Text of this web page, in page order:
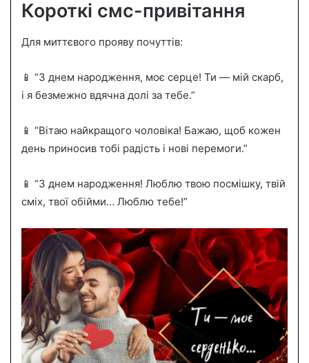
Короткі смс-привітання
Для миттєвого прояву почуттів:
📱 “З днем народження, моє серце! Ти — мій скарб,
і я безмежно вдячна долі за тебе.”
📱 “Вітаю найкращого чоловіка! Бажаю, щоб кожен
день приносив тобі радість і нові перемоги.”
📱 “З днем народження! Люблю твою посмішку, твій
сміх, твої обійми… Люблю тебе!”